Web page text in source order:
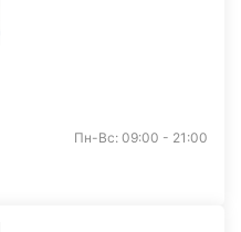
Пн-Вс: 09:00 - 21:00